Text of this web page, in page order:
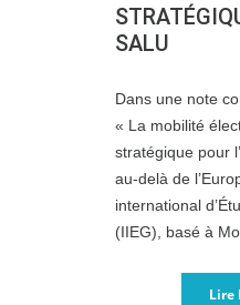
SALU
Dans une note
« La mobilité
stratégique pour
au-delà de
international
(IIEG), basé à
Lire